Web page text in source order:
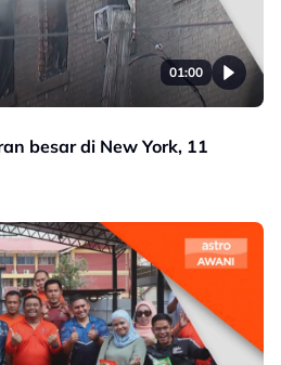
01:00
besar di New York, 11